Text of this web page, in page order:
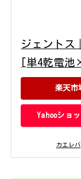
ジェントス
[単4乾電
カエレバ
楽天市
Yahooショ